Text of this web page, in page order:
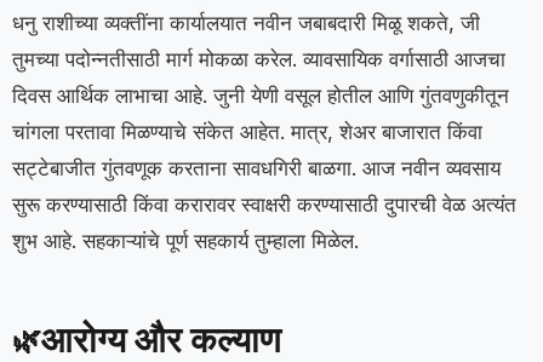
धनु राशीच्या व्यक्तींना कार्यालयात नवीन जबाबदारी मिळू शकते, जी
तुमच्या पदोन्नतीसाठी मार्ग मोकळा करेल. व्यावसायिक वर्गासाठी आजचा
दिवस आर्थिक लाभाचा आहे. जुनी येणी वसूल होतील आणि गुंतवणुकीतून
चांगला परतावा मिळण्याचे संकेत आहेत. मात्र, शेअर बाजारात किंवा
सट्टेबाजीत गुंतवणूक करताना सावधगिरी बाळगा. आज नवीन व्यवसाय
सुरू करण्यासाठी किंवा करारावर स्वाक्षरी करण्यासाठी दुपारची वेळ अत्यंत
शुभ आहे. सहकाऱ्यांचे पूर्ण सहकार्य तुम्हाला मिळेल.
🌿आरोग्य और कल्याण